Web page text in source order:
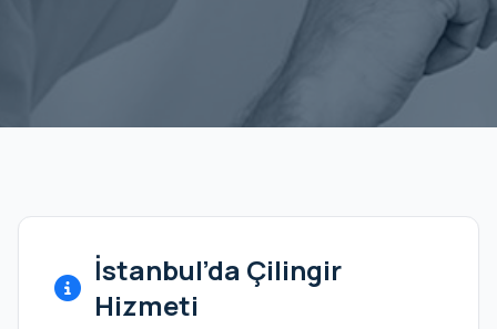
İstanbul’da Çilingir
Hizmeti